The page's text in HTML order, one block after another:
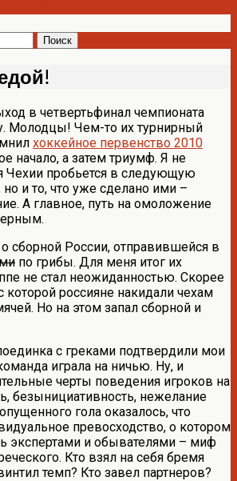
в четвертьфинал чемпионата
Молодцы! Чем-то их турнирный
хоккейное первенство 2010
начало, а затем триумф. Я не
Чехии пробьется в следующую
и то, что уже сделано ими –
А главное, путь на омоложение
сборной России, отправившейся в
по грибы. Для меня итог их
не стал неожиданностью. Скорее
которой россияне накидали чехам
Но на этом запал сборной и
с греками подтвердили мои
играла на ничью. Ну, и
черты поведения игроков на
безынициативность, нежелание
гола оказалось, что
превосходство, о котором
экспертами и обывателями – миф
Кто взял на себя бремя
темп? Кто завел партнеров?